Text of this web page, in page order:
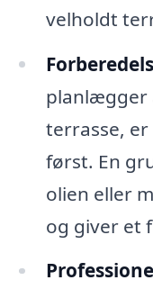
velholdt
planlægger
terrasse,
først. En
olien eller
og giver et